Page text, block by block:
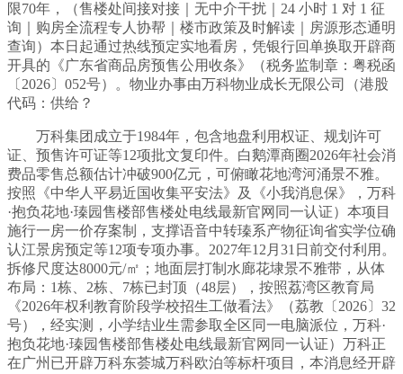
限70年，（售楼处间接对接｜无中介干扰｜24 小时 1 对 1 征
询｜购房全流程专人协帮｜楼市政策及时解读｜房源形态通明
查询）本日起通过热线预定实地看房，凭银行回单换取开辟商
开具的《广东省商品房预售公用收条》（税务监制章：粤税函
〔2026〕052号）。物业办事由万科物业成长无限公司（港股
代码：供给？
万科集团成立于1984年，包含地盘利用权证、规划许可
证、预售许可证等12项批文复印件。白鹅潭商圈2026年社会消
费品零售总额估计冲破900亿元，可俯瞰花地湾河涌景不雅。
按照《中华人平易近国收集平安法》及《小我消息保》，万科
·抱负花地·瑧园售楼部售楼处电线最新官网同一认证）本项目
施行一房一价存案制，支撑语音中转瑧系产物征询省实学位确
认江景房预定等12项专项办事。2027年12月31日前交付利用。
拆修尺度达8000元/㎡；地面层打制水廊花埭景不雅带，从体
布局：1栋、2栋、7栋已封顶（48层），按照荔湾区教育局
《2026年权利教育阶段学校招生工做看法》（荔教〔2026〕32
号），经实测，小学结业生需参取全区同一电脑派位，万科·
抱负花地·瑧园售楼部售楼处电线最新官网同一认证）万科正
在广州已开辟万科东荟城万科欧泊等标杆项目，本消息经开辟